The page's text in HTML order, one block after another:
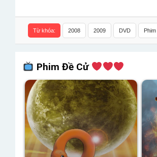
Từ khóa: 2008 2009 DVD Phim
Phim Đề Cử